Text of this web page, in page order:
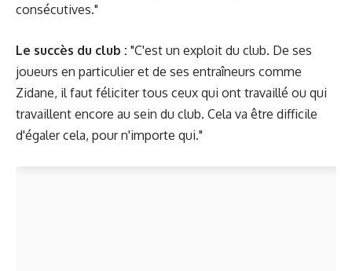
consécutives."
Le succès du club : "C'est un exploit du club. De ses
joueurs en particulier et de ses entraîneurs comme
Zidane, il faut féliciter tous ceux qui ont travaillé ou qui
travaillent encore au sein du club. Cela va être difficile
d'égaler cela, pour n'importe qui."